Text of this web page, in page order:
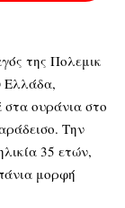
της Πολεμικ
Ελλάδα,
στα ουράνια στο
Την
35 ετών,
μορφή